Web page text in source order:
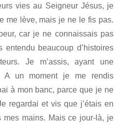
vies au Seigneur Jésus, je
me lève, mais je ne le fis pas.
car je ne connaissais pas
entendu beaucoup d’histoires
Je m’assis, ayant une
A un moment je me rendis
à mon banc, parce que je ne
regardai et vis que j’étais en
mes mains. Mais ce jour-là, je